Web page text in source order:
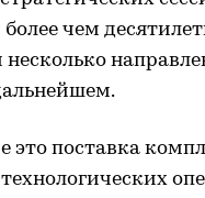
чем
это поставка